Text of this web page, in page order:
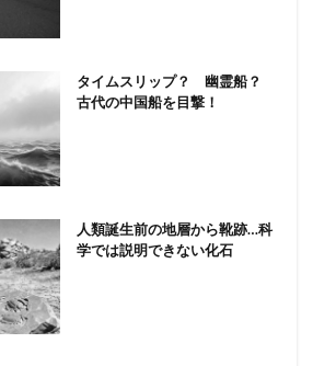
タイムスリップ？ 幽霊船？
古代の中国船を目撃！
人類誕生前の地層から靴跡…科
学では説明できない化石